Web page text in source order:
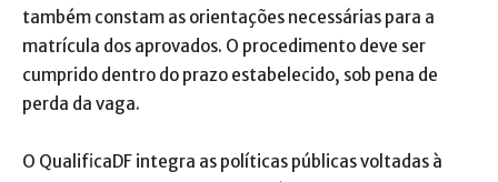
também constam as orientações necessárias para a
matrícula dos aprovados. O procedimento deve ser
cumprido dentro do prazo estabelecido, sob pena de
perda da vaga.
O QualificaDF integra as políticas públicas voltadas à